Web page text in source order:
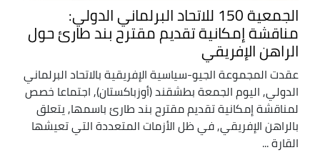
الجمعية 150 للاتحاد البرلماني الدولي:
مناقشة إمكانية تقديم مقترح بند طارئ حول
الراهن الإفريقي
عقدت المجموعة الجيو-سياسية الإفريقية بالاتحاد البرلماني
الدولي, اليوم الجمعة بطشقند (أوزباكستان), اجتماعا خصص
لمناقشة إمكانية تقديم مقترح بند طارئ باسمها, يتعلق
بالراهن الإفريقي, في ظل الأزمات المتعددة التي تعيشها
القارة ...